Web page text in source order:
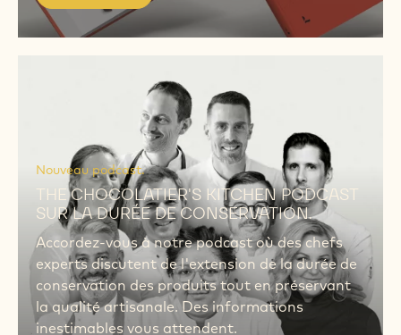
Nouveau livre.
THE CHOCOLATIER'S KITCHEN
NOUVELLE PERSPECTIVE INSPIRANTE SUR
LA DURÉE DE CONSERVATION 592 pages. 273
recettes. Divisé en 3 durées de conservation.
‘The Chocolatier’s Kitchen’ est un outil
indispensable pour tout confiseur.
DÉCOUVRIR
Écoutez
MAINTENANT.